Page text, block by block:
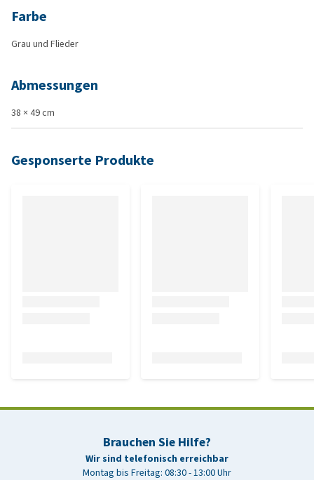
Farbe
Grau und Flieder
Abmessungen
38 × 49 cm
Gesponserte Produkte
Brauchen Sie Hilfe?
Wir sind telefonisch erreichbar
Montag bis Freitag: 08:30 - 13:00 Uhr